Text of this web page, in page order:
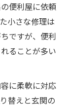
便利屋に依頼
小さな修理は
ですが、便利
ることが多い
に柔軟に対応
替えと玄関の